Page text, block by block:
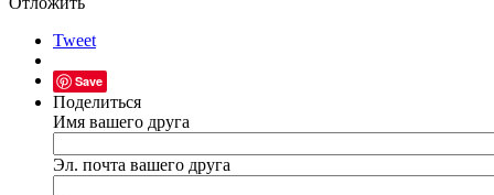
Tweet
Save
Поделиться
Имя вашего друга
Эл. почта вашего друга